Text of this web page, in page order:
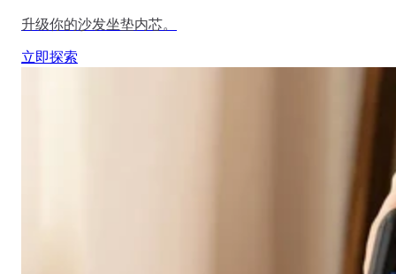
升级你的沙发坐垫内芯。
立即探索